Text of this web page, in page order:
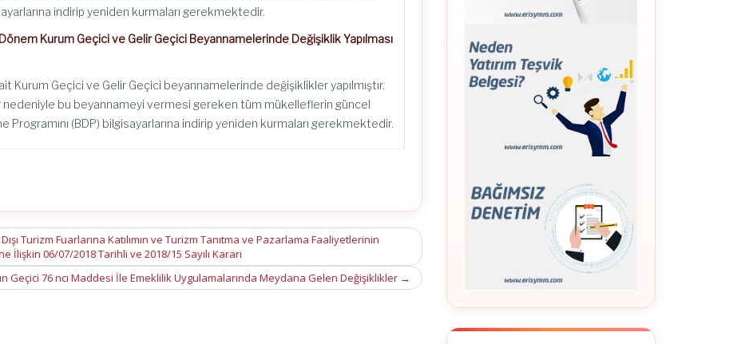
indirip yeniden kurmaları gerekmektedir.
Kurum Geçici ve Gelir Geçici Beyannamelerinde Değişiklik Yapılması
Kurum Geçici ve Gelir Geçici beyannamelerinde değişiklikler yapılmıştır.
nedeniyle bu beyannameyi vermesi gereken tüm mükelleflerin güncel
Programını (BDP) bilgisayarlarına indirip yeniden kurmaları gerekmektedir.
Turizm Fuarlarına Katılımın ve Turizm Tanıtma ve Pazarlama Faaliyetlerinin
İlişkin 06/07/2018 Tarihli ve 2018/15 Sayılı Kararı
Geçici 76 ncı Maddesi İle Emeklilik Uygulamalarında Meydana Gelen Değişiklikler →